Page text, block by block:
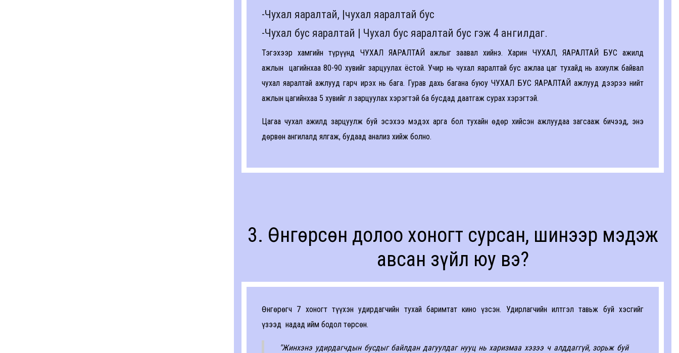
-Чухал яаралтай, |чухал яаралтай бус
-Чухал бус яаралтай | Чухал бус яаралтай бус гэж 4 ангилдаг.
Тэгэхээр хамгийн түрүүнд ЧУХАЛ ЯАРАЛТАЙ ажлыг заавал хийнэ. Харин ЧУХАЛ, ЯАРАЛТАЙ БУС ажилд
ажлын цагийнхаа 80-90 хувийг зарцуулах ёстой. Учир нь чухал яаралтай бус ажлаа цаг тухайд нь ахиулж байвал
чухал яаралтай ажлууд гарч ирэх нь бага. Гурав дахь багана буюу ЧУХАЛ БУС ЯАРАЛТАЙ ажлууд дээрээ нийт
ажлын цагийнхаа 5 хувийг л зарцуулах хэрэгтэй ба бусдад даатгаж сурах хэрэгтэй.
Цагаа чухал ажилд зарцуулж буй эсэхээ мэдэх арга бол тухайн өдөр хийсэн ажлуудаа загсааж бичээд, энэ
дөрвөн ангилалд ялгаж, будаад анализ хийж болно.
3. Өнгөрсөн долоо хоногт сурсан, шинээр мэдэж
авсан зүйл юу вэ?
Өнгөрөгч 7 хоногт түүхэн удирдагчийн тухай баримтат кино үзсэн. Удирлагчийн илтгэл тавьж буй хэсгийг
үзээд надад ийм бодол төрсөн.
"Жинхэнэ удирдагчдын бусдыг байлдан дагуулдаг нууц нь харизмаа хэзээ ч алддаггүй, зорьж буй